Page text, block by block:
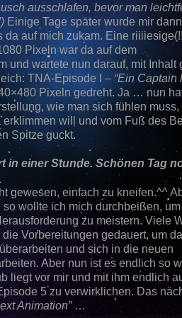
ausschlafen, bevor man
Einige Tage später wurde mir
da auf mich zukam. Eine
Pixeln war da auf dem
und wartete nun darauf, mit Inhalt
TNA-Episode I – “Ein Captain
Pixeln gedreht. Ja … nun
wie man sich fühlen
will und vom Fuß des
Spitze guckt.
in einer Stunde. Schönen Tag
gewesen, einfach zu kneifen.^^
so wollte ich mich durchbeißen,
zu meistern. Viele
Vorbereitungen gedauert, um
und sich in die neuen
Aber nun ist es endlich so
liegt vor mir und mit ihm endlich
5 zu verwirklichen. Das
Animation”…